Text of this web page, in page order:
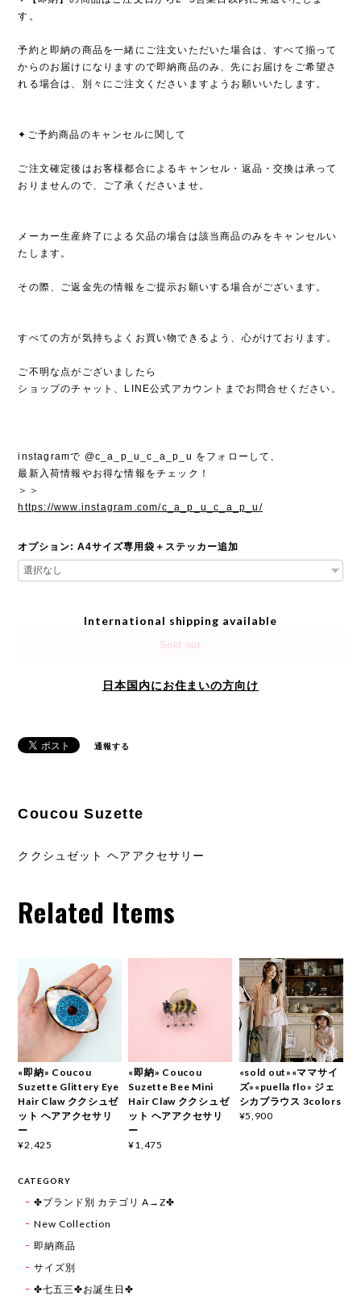
す。
予約と即納の商品を一緒にご注文いただいた場合は、すべて揃って
からのお届けになりますので即納商品のみ、先にお届けをご希望さ
れる場合は、別々にご注文くださいますようお願いいたします。
✦ご予約商品のキャンセルに関して
ご注文確定後はお客様都合によるキャンセル・返品・交換は承って
おりませんので、ご了承くださいませ。
メーカー生産終了による欠品の場合は該当商品のみをキャンセルい
たします。
その際、ご返金先の情報をご提示お願いする場合がございます。
すべての方が気持ちよくお買い物できるよう、心がけております。
ご不明な点がございましたら
ショップのチャット、LINE公式アカウントまでお問合せください。
instagramで @c_a_p_u_c_a_p_u をフォローして、
最新入荷情報やお得な情報をチェック！
＞＞
https://www.instagram.com/c_a_p_u_c_a_p_u/
オプション: A4サイズ専用袋＋ステッカー追加
International shipping available
Sold out
日本国内にお住まいの方向け
通報する
Coucou Suzette
ククシュゼット ヘアアクセサリー
Related Items
«即納» Coucou
Suzette Glittery Eye
Hair Claw ククシュゼ
ット ヘアアクセサリ
ー
¥2,425
«即納» Coucou
Suzette Bee Mini
Hair Claw ククシュゼ
ット ヘアアクセサリ
ー
¥1,475
«sold out»«ママサイ
ズ»«puella flo» ジェ
シカブラウス 3colors
¥5,900
CATEGORY
✤ブランド別 カテゴリ A→Z✤
New Collection
即納商品
サイズ別
✤七五三✤お誕生日✤